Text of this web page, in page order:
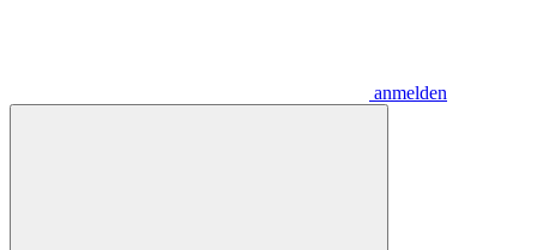
anmelden